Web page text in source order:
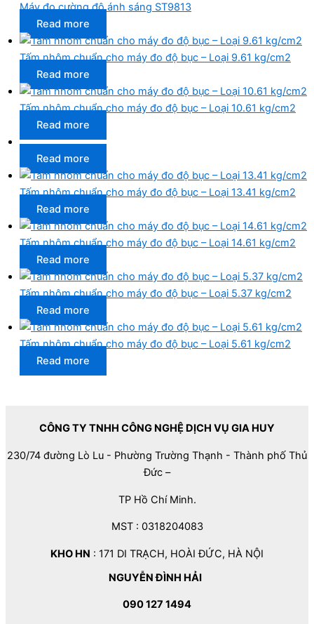
Máy đo cường độ ánh sáng ST9813
Read more
Tấm nhôm chuẩn cho máy đo độ bục – Loại 9.61 kg/cm2
Read more
Tấm nhôm chuẩn cho máy đo độ bục – Loại 10.61 kg/cm2
Read more
Read more
Tấm nhôm chuẩn cho máy đo độ bục – Loại 13.41 kg/cm2
Read more
Tấm nhôm chuẩn cho máy đo độ bục – Loại 14.61 kg/cm2
Read more
Tấm nhôm chuẩn cho máy đo độ bục – Loại 5.37 kg/cm2
Read more
Tấm nhôm chuẩn cho máy đo độ bục – Loại 5.61 kg/cm2
Read more
CÔNG TY TNHH CÔNG NGHỆ DỊCH VỤ GIA HUY
230/74 đường Lò Lu - Phường Trường Thạnh - Thành phố Thủ
Đức –
TP Hồ Chí Minh.
MST : 0318204083
KHO HN : 171 DI TRẠCH, HOÀI ĐỨC, HÀ NỘI
NGUYỄN ĐÌNH HẢI
090 127 1494